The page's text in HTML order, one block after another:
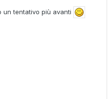
un tentativo più avanti